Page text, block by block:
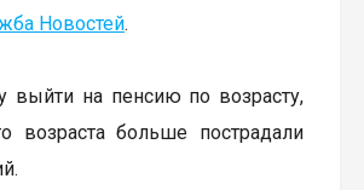
Новостей.
выйти на пенсию по возрасту,
возраста больше пострадали